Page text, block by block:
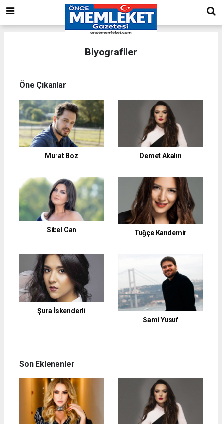
Biyografiler
Öne Çıkanlar
Murat Boz Demet Akalın
Sibel Can Tuğçe Kandemir
Şura İskenderli
Sami Yusuf
Son Eklenenler